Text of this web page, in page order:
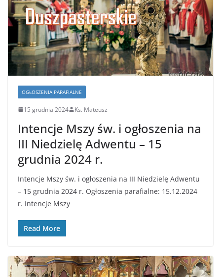
OGŁOSZENIA PARAFIALNE
15 grudnia 2024 Ks. Mateusz
Intencje Mszy św. i ogłoszenia na
III Niedzielę Adwentu – 15
grudnia 2024 r.
Intencje Mszy św. i ogłoszenia na III Niedzielę Adwentu
– 15 grudnia 2024 r. Ogłoszenia parafialne: 15.12.2024
r. Intencje Mszy
Read More